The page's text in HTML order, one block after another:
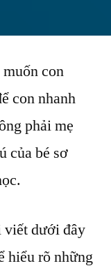
con
con nhanh
phải mẹ
của bé sơ
viết dưới đây
hiểu rõ những